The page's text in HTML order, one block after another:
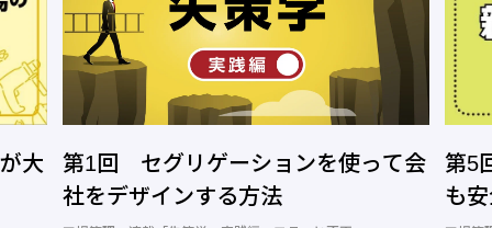
大
第1回 セグリゲーションを使って会
社をデザインする方法
第5
も